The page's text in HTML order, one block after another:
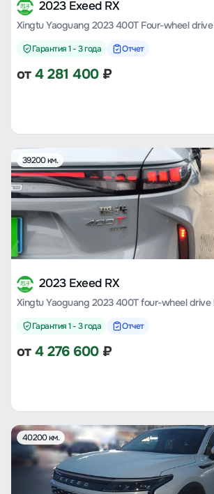
2023 Exeed RX
Гарантия 1 - 3 года Отчет
от4 281 400₽
39200 км.
2023 Exeed RX
Xingtu Yaoguang 2023 400T four-wheel drive
Гарантия 1 - 3 года Отчет
от4 276 600₽
40200 км.